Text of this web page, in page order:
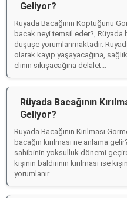
Geliyor?
Rüyada Bacağının Koptuğunu
bacak neyi temsil eder?, Rüyada
düşüşe yorumlanmaktadır.
olarak kayıp yaşayacağına,
elinin sıkışacağına delalet...
Rüyada Bacağının
Geliyor?
Rüyada Bacağının Kırılması
bacağın kırılması ne anlama
sahibinin yoksulluk dönemi
kişinin baldırının kırılması ise
yorumlanır....